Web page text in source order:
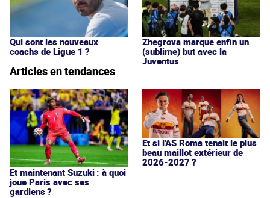
Qui sont les nouveaux
coachs de Ligue 1 ?
Zhegrova marque enfin un
(sublime) but avec la
Juventus
Articles en tendances
Et maintenant Suzuki : à quoi
joue Paris avec ses
gardiens ?
Et si l'AS Roma tenait le plus
beau maillot extérieur de
2026-2027 ?